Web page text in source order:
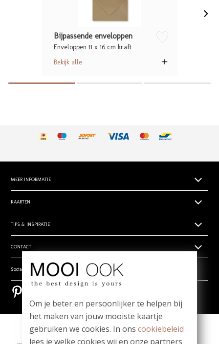
Bijpassende enveloppen
Enveloppen 11 x 16 cm kraft
Bekijk alle
MEER INFORMATIE
Papiersoorten
Levertijden
Prijsoverzicht
Algemene voorwaarden
Privacy verklaring
KAARTEN
Geboortekaartjes
Trouwkaarten zelf ontwerpen
Rouwdrukwerk
Stilgeboren kindje
Bestel een papierwaaier
TIPS & INSPIRATIE
Hippe en unieke babynamen
- Babynamen jongens
- Babynamen meisjes
- Babynamen unisex
Bloei mij! Groeipapier tips!
Meest gestelde vragen
CONTACT
Wie zijn wij
Vragen? Mail ons! team@mooiook.nl
Zakelijk drukwerk
Contact
Social media
Copyright| Contact|
Om je beter en persoonlijker te helpen bij
het maken van jouw mooiste kaartje
gebruiken we cookies. In ons cookiebeleid
lees je welke cookies wij en onze partners